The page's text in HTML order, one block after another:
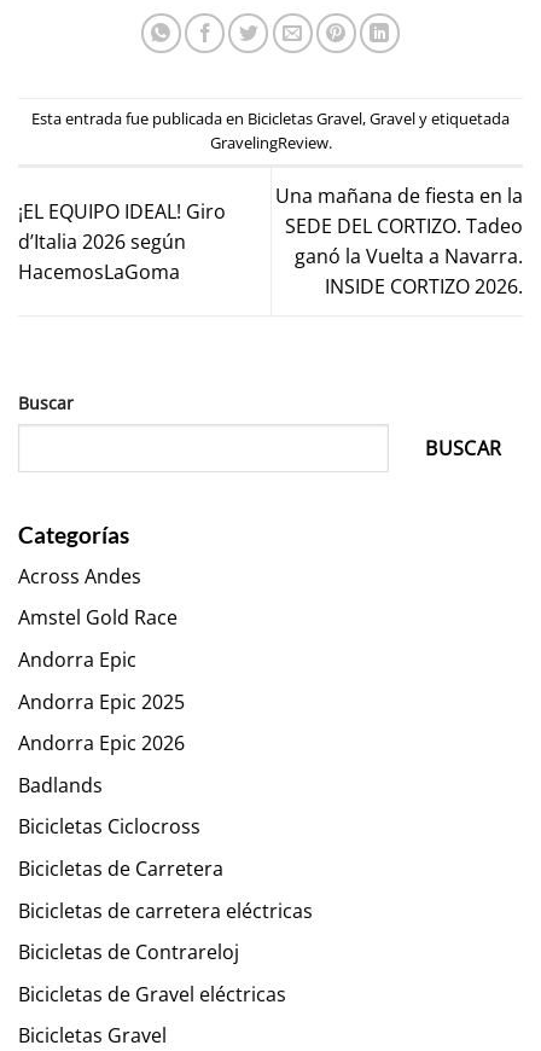
Esta entrada fue publicada en Bicicletas Gravel,Gravely etiquetada
GravelingReview.
¡EL EQUIPO IDEAL! Giro
d’Italia 2026 según
HacemosLaGoma
Una mañana de fiesta en la
SEDE DEL CORTIZO. Tadeo
ganó la Vuelta a Navarra.
INSIDE CORTIZO 2026.
Buscar
BUSCAR
Categorías
Across Andes
Amstel Gold Race
Andorra Epic
Andorra Epic 2025
Andorra Epic 2026
Badlands
Bicicletas Ciclocross
Bicicletas de Carretera
Bicicletas de carretera eléctricas
Bicicletas de Contrareloj
Bicicletas de Gravel eléctricas
Bicicletas Gravel